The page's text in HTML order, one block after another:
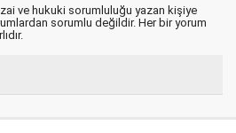
ve hukuki sorumluluğu yazan kişiye
sorumlu değildir. Her bir yorum